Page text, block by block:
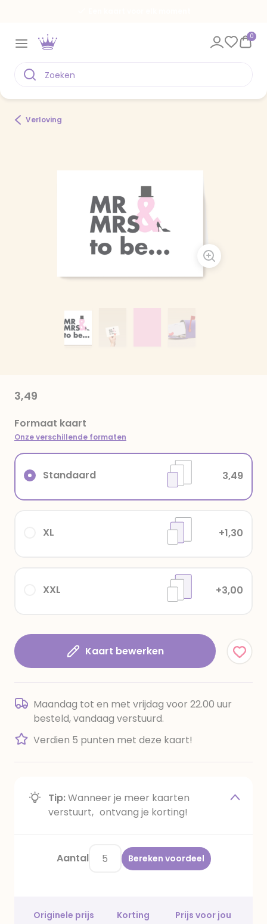
0
Verloving
3,49
Formaat kaart
Onze verschillende formaten
XXL +3,00
XL +1,30
Standaard 3,49
Kaart bewerken
Maandag tot en met vrijdag voor 22.00 uur
besteld, vandaag verstuurd.
Verdien 5 punten met deze kaart!
Tip:Wanneer je meer kaarten
verstuurt, ontvang je korting!
Aantal Bereken voordeel
Originele prijs Korting
Prijs voor jou